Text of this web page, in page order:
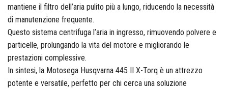
mantiene il filtro dell’aria pulito più a lungo, riducendo la necessità
di manutenzione frequente.
Questo sistema centrifuga l’aria in ingresso, rimuovendo polvere e
particelle, prolungando la vita del motore e migliorando le
prestazioni complessive.
In sintesi, la Motosega Husqvarna 445 II X-Torq è un attrezzo
potente e versatile, perfetto per chi cerca una soluzione
Karcher
Kerakoll